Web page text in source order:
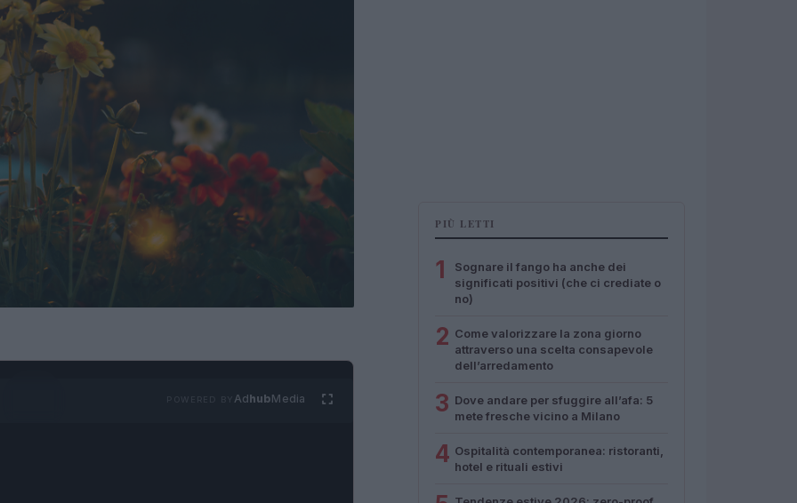
AdhubMedia
PIÙ LETTI
1
Sognare il fango ha anche dei
significati positivi (che ci crediate o
no)
2 Come valorizzare la zona giorno
attraverso una scelta consapevole
dell’arredamento
3 Dove andare per sfuggire all’afa: 5
mete fresche vicino a Milano
4 Ospitalità contemporanea: ristoranti,
hotel e rituali estivi